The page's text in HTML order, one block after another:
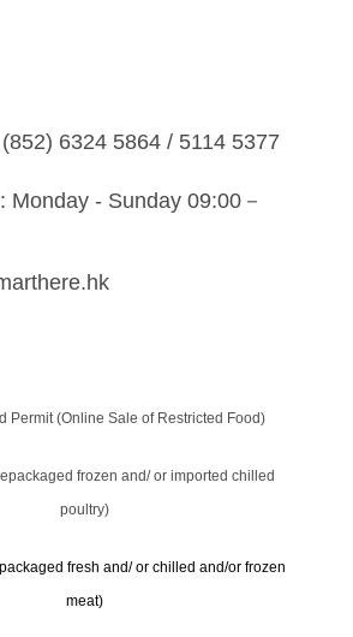
6324 5864 / 5114 5377
Monday - Sunday 09:00－
Permit (Online Sale of Restricted Food)
frozen and/ or imported chilled
poultry)
fresh and/ or chilled and/or frozen
meat)